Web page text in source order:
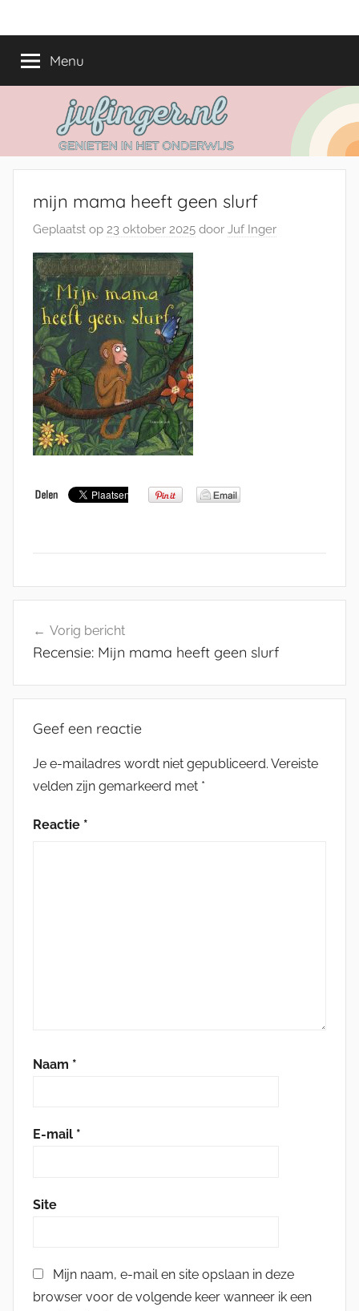
naarjufinger.nl
het
onderwijs
Menu
mijn mama heeft geen slurf
Geplaatst op 23 oktober 2025 door Juf Inger
navigatie
Vorig bericht
Recensie: Mijn mama heeft geen slurf
Geef een reactie
Je e-mailadres wordt niet gepubliceerd. Vereiste
velden zijn gemarkeerd met *
Reactie *
Naam *
E-mail *
Site
Mijn naam, e-mail en site opslaan in deze
browser voor de volgende keer wanneer ik een